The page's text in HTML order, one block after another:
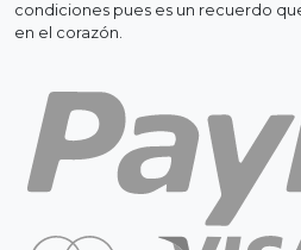
condiciones pues es un recuerdo
en el corazón.